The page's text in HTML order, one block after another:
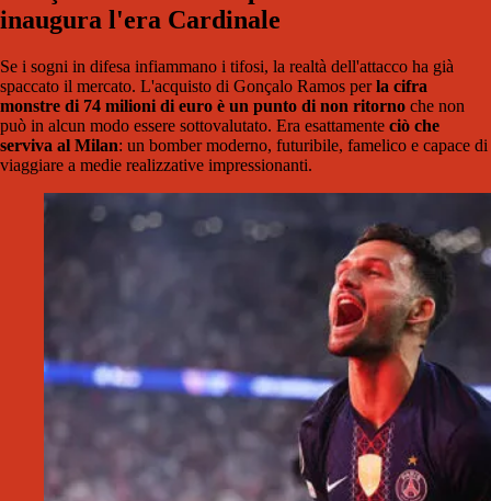
inaugura l'era Cardinale
Se i sogni in difesa infiammano i tifosi, la realtà dell'attacco ha già
spaccato il mercato. L'acquisto di Gonçalo Ramos perla cifra
monstre di 74 milioni di euro è un punto di non ritorno che non
può in alcun modo essere sottovalutato. Era esattamente ciò che
serviva al Milan: un bomber moderno, futuribile, famelico e capace di
viaggiare a medie realizzative impressionanti.